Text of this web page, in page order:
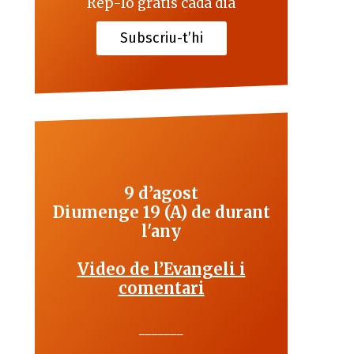
Rep-lo gratis cada dia
Subscriu-t’hi
9 d’agost
Diumenge 19 (A) de durant
l'any
Video de l’Evangeli i
comentari